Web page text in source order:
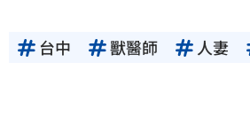
台中 獸醫師 人妻